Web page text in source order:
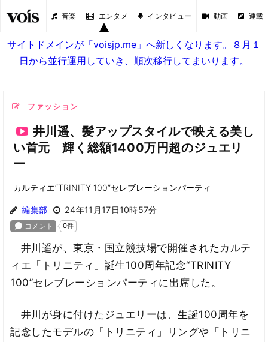
音楽 エンタメ インタビュー 動画 連載
サイトドメインが「voisjp.me」へ新しくなります。８月１
日から並行運用していき、順次移行してまいります。
ファッション
井川遥、髪アップスタイルで映える美し
い首元 輝く総額1400万円超のジュエリ
ー
カルティエ“TRINITY 100”セレブレーションパーティ
編集部 24年11月17日10時57分
井川遥が、東京・国立競技場で開催されたカルテ
ィエ「トリニティ」誕生100周年記念“TRINITY
100”セレブレーションパーティに出席した。
井川が身に付けたジュエリーは、生誕100周年を
記念したモデルの「トリニティ」リングや「トリニ